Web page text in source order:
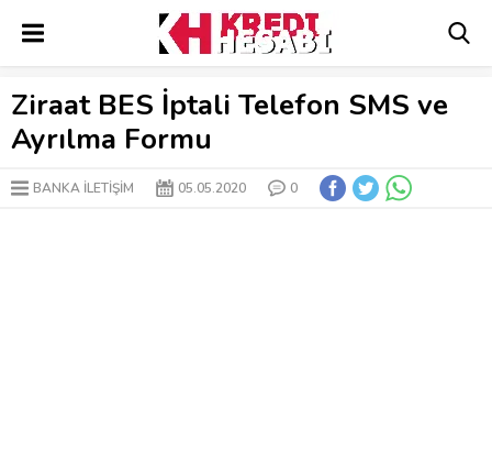
Ziraat BES İptali Telefon SMS ve
Ayrılma Formu
BANKA İLETİŞİM 05.05.2020 0